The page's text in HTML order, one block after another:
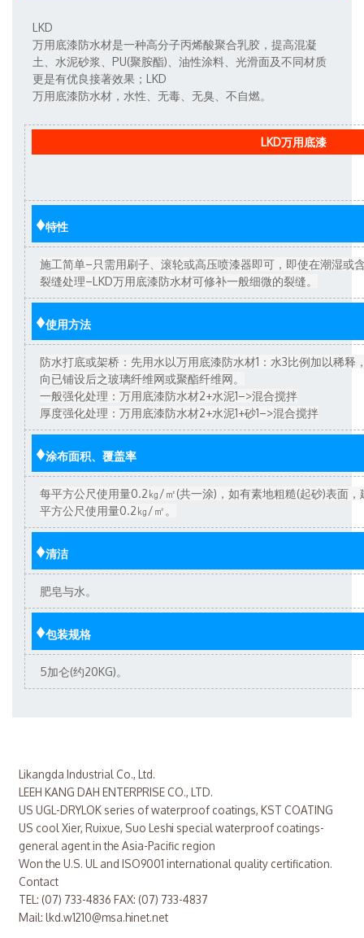
LKD
万用底漆防水材是一种高分子丙烯酸聚合乳胶，提高混凝
土、水泥砂浆、PU(聚胺酯)、油性涂料、光滑面及不同材质
更是有优良接著效果；LKD
万用底漆防水材，水性、无毒、无臭、不自燃。
LKD万用底漆
♦特性
施工简单–只需用刷子、滚轮或高压喷漆器即可，即使在潮湿或
裂缝处理–LKD万用底漆防水材可修补一般细微的裂缝。
♦使用方法
防水打底或架桥：先用水以万用底漆防水材1：水3比例加以稀释
向已铺设后之玻璃纤维网或聚酯纤维网。
一般强化处理：万用底漆防水材2+水泥1–>混合搅拌
厚度强化处理：万用底漆防水材2+水泥1+砂1–>混合搅拌
♦涂布面积、覆盖率
每平方公尺使用量0.2㎏/㎡(共一涂)，如有素地粗糙(起砂)表面
平方公尺使用量0.2㎏/㎡。
♦清洁
肥皂与水。
♦包装规格
5加仑(约20KG)。
Likangda Industrial Co., Ltd.
LEEH KANG DAH ENTERPRISE CO., LTD.
US UGL-DRYLOK series of waterproof coatings, KST COATING
US cool Xier, Ruixue, Suo Leshi special waterproof coatings-
general agent in the Asia-Pacific region
Won the U.S. UL and ISO9001 international quality certification.
Contact
TEL: (07) 733-4836 FAX: (07) 733-4837
Mail: lkd.w1210@msa.hinet.net